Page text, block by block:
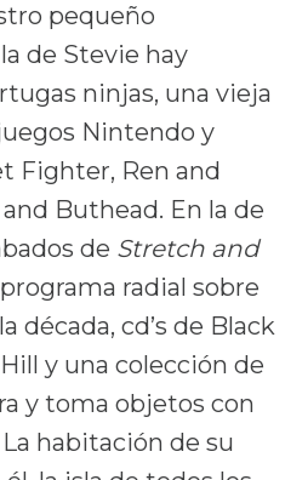
pequeño
de Stevie hay
ninjas, una vieja
Nintendo y
Fighter, Ren and
Buthead. En la de
de Stretch and
radial sobre
década, cd’s de Black
y una colección de
y toma objetos con
habitación de su